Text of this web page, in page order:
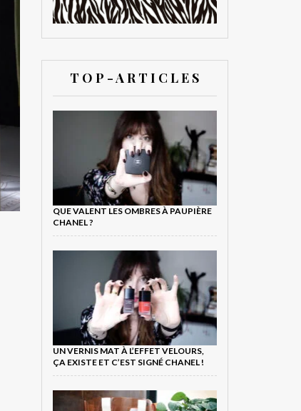
T O P - A R T I C L E S
QUE VALENT LES OMBRES À PAUPIÈRE
CHANEL ?
UN VERNIS MAT À L’EFFET VELOURS,
ÇA EXISTE ET C’EST SIGNÉ CHANEL !